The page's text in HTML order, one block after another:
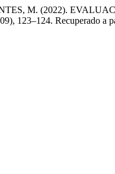
M. (2022).
123–124. Recuperado a